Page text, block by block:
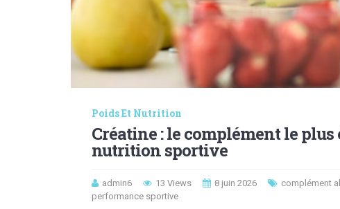
Poids Et Nutrition
Créatine : le complément le
nutrition sportive
admin6 13 Views 8 juin 2026 complément
performance sportive